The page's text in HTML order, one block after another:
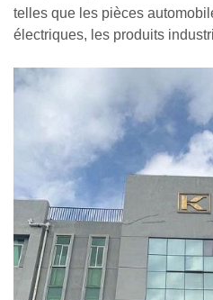
telles que les pièces
électriques, les produits